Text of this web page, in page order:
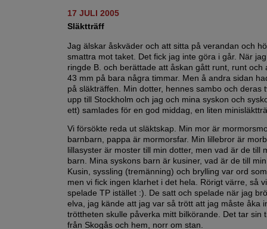
17 JULI 2005
Släktträff
Jag älskar åskväder och att sitta på verandan och
smattra mot taket. Det fick jag inte göra i går. När
ringde B. och berättade att åskan gått runt, runt och
43 mm på bara några timmar. Men å andra sidan
på släkträffen. Min dotter, hennes sambo och deras
upp till Stockholm och jag och mina syskon och
ett) samlades för en god middag, en liten
Vi försökte reda ut släktskap. Min mor är
barnbarn, pappa är mormorsfar. Min lillebror är
lillasyster är moster till min dotter, men vad är de till
barn. Mina syskons barn är kusiner, vad är de till
Kusin, syssling (tremänning) och brylling var ord
men vi fick ingen klarhet i det hela. Rörigt värre, så
spelade TP istället :). De satt och spelade när jag
elva, jag kände att jag var så trött att jag måste åka
tröttheten skulle påverka mitt bilkörande. Det tar sin
från Skogås och hem, norr om stan.